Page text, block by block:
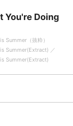
You're Doing
Summer（抜粋）
Summer(Extract) ／
Summer(Extract)